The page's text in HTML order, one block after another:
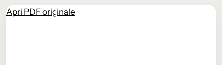
Apri PDF originale